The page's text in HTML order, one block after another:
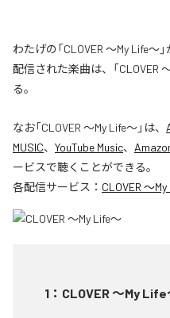
わたげの「CLOVER ～My Life
配信された楽曲は、「CLOVER
る。
なお「CLOVER ～My Life～」は、
MUSIC、 YouTube Music、
ービスで聴くことができる。
各配信サービス： CLOVER ～
1 ： CLOVER ～My Life